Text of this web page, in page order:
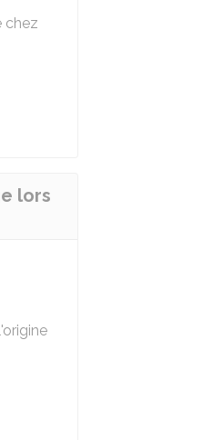
chez
lors